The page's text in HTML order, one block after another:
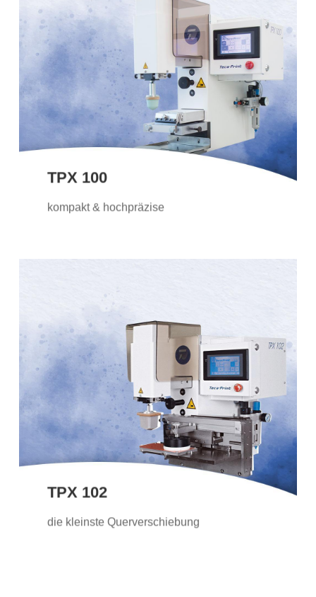
TPX 100
kompakt & hochpräzise
TPX 100
Die TPX 100 ist unsere kompakte
Tampondruckmaschine mit viel Potential.
Kunden schätzen die
Bedienerfreundlichkeit und die hohe
Präzision.
TPX 102
die kleinste Querverschiebung
TPX 102
Die TPX 102 ist unsere kleinste
Tampondruckmaschine mit einer
Querverschiebung des Farbtopfes und
ideal für einfarbige Druckbilder geeignet.